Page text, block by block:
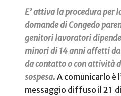
E’ attiva la procedura per
domande di Congedo
genitori lavoratori
minori di 14 anni affetti
da contatto o con attività
sospesa. A comunicarlo è
messaggio diffuso il 21